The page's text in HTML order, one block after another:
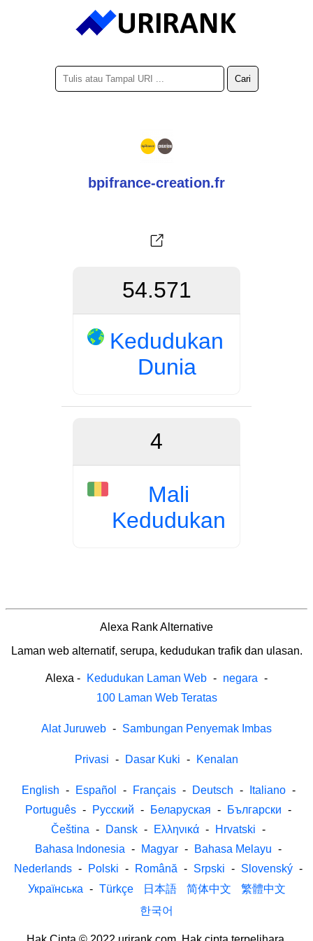
bpifrance-creation.fr
54.571
Kedudukan
Dunia
4
Mali
Kedudukan
Alexa Rank Alternative
Laman web alternatif, serupa, kedudukan trafik dan ulasan.
Alexa - Kedudukan Laman Web - negara -
100 Laman Web Teratas
Alat Juruweb - Sambungan Penyemak Imbas
Privasi - Dasar Kuki - Kenalan
English - Español - Français - Deutsch - Italiano -
Português - Русский - Беларуская - Български -
Čeština - Dansk - Ελληνικά - Hrvatski -
Bahasa Indonesia - Magyar - Bahasa Melayu -
Nederlands - Polski - Română - Srpski - Slovenský -
Українська - Türkçe 日本語 简体中文
繁體中文
한국어